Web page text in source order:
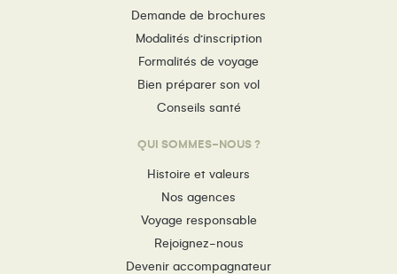
Demande de brochures
Modalités d’inscription
Formalités de voyage
Bien préparer son vol
Conseils santé
QUI SOMMES-NOUS ?
Histoire et valeurs
Nos agences
Voyage responsable
Rejoignez-nous
Devenir accompagnateur